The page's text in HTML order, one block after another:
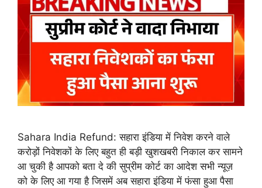
Sahara India Refund: सहारा इंडिया में निवेश करने वाले
करोड़ों निवेशकों के लिए बहुत ही बड़ी खुशखबरी निकाल कर सामने
आ चुकी है आपको बता दे की सुप्रीम कोर्ट का आदेश सभी न्यूज़
को के लिए आ गया है जिसमें अब सहारा इंडिया में फंसा हुआ पैसा